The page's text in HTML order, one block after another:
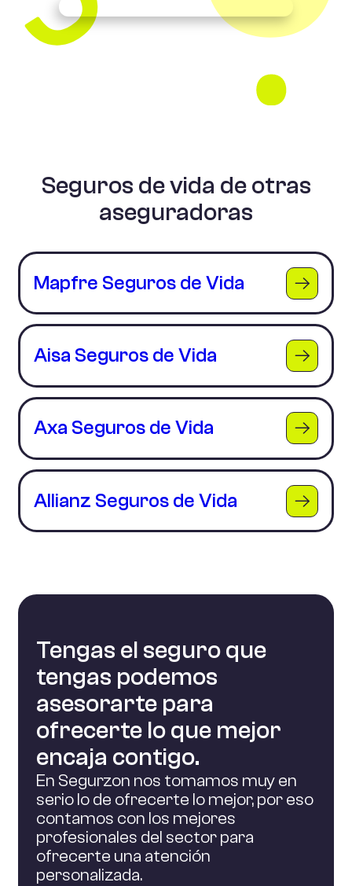
Seguros de vida de otras
aseguradoras
Mapfre Seguros de Vida
Aisa Seguros de Vida
Axa Seguros de Vida
Allianz Seguros de Vida
Tengas el seguro que
tengas podemos
asesorarte para
ofrecerte lo que mejor
encaja contigo.
En Segurzon nos tomamos muy en
serio lo de ofrecerte lo mejor, por eso
contamos con los mejores
profesionales del sector para
ofrecerte una atención
personalizada.